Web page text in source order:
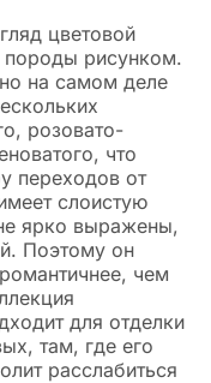
цветовой
породы рисунком.
на самом деле
розовато-
что
переходов от
слоистую
ярко выражены,
Поэтому он
чем
для отделки
там, где его
расслабиться